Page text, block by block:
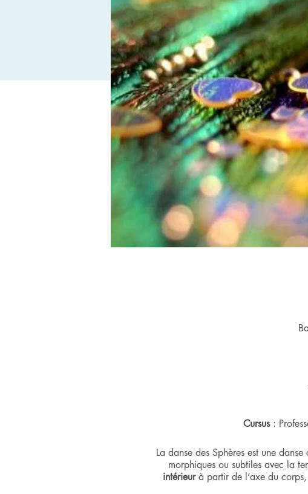
Cursus:
La danse des Sphères est une
morphiques ou subtiles avec la
intérieurà partir de l’axe du corps,